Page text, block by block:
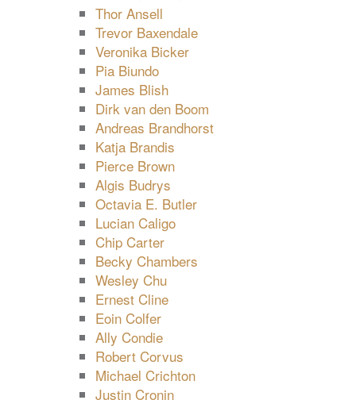
Thor Ansell
Trevor Baxendale
Veronika Bicker
Pia Biundo
James Blish
Dirk van den Boom
Andreas Brandhorst
Katja Brandis
Pierce Brown
Algis Budrys
Octavia E. Butler
Lucian Caligo
Chip Carter
Becky Chambers
Wesley Chu
Ernest Cline
Eoin Colfer
Ally Condie
Robert Corvus
Michael Crichton
Justin Cronin